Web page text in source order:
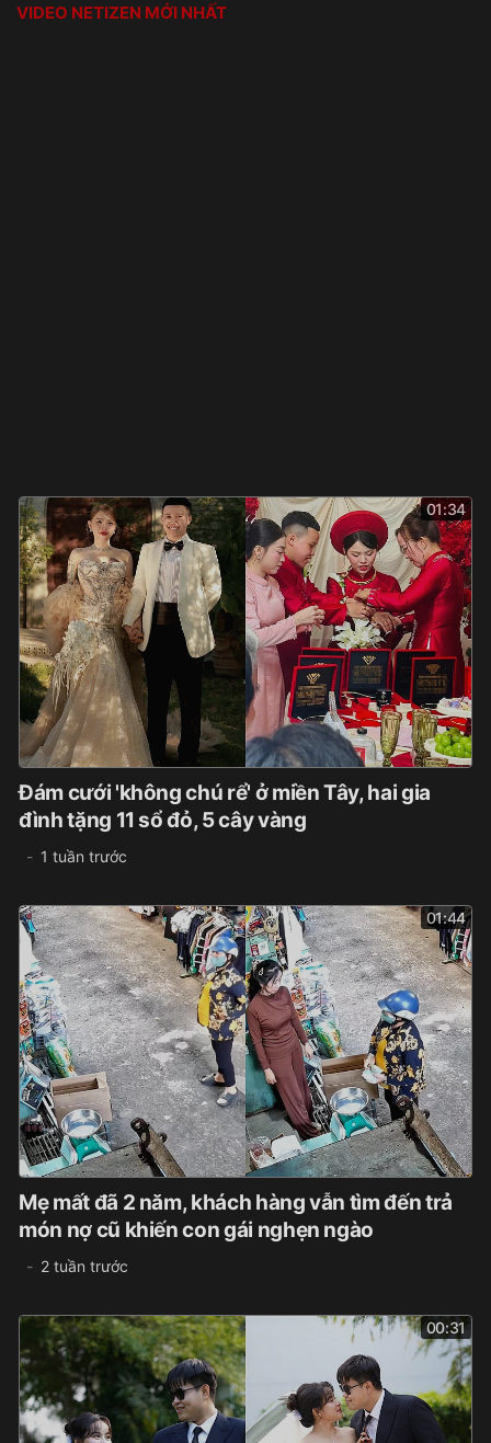
VIDEO NETIZEN MỚI NHẤT
01:34
Đám cưới 'không chú rể' ở miền Tây, hai gia
đình tặng 11 sổ đỏ, 5 cây vàng
1 tuần trước
01:44
Mẹ mất đã 2 năm, khách hàng vẫn tìm đến trả
món nợ cũ khiến con gái nghẹn ngào
2 tuần trước
00:31